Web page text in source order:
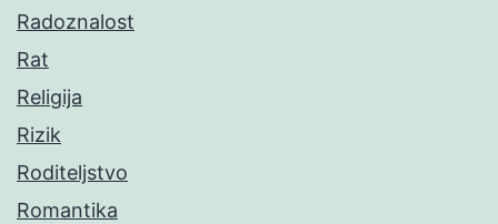
Radoznalost
Rat
Religija
Rizik
Roditeljstvo
Romantika